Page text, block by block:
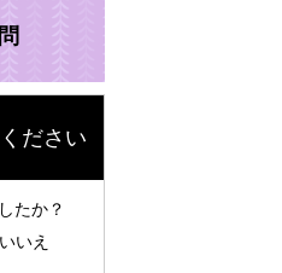
ださい
たか？
いいえ